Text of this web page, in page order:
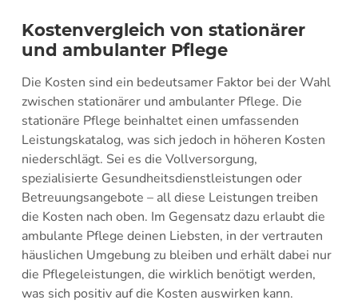
Kostenvergleich von stationärer
und ambulanter Pflege
Die Kosten sind ein bedeutsamer Faktor bei der Wahl
zwischen stationärer und ambulanter Pflege. Die
stationäre Pflege beinhaltet einen umfassenden
Leistungskatalog, was sich jedoch in höheren Kosten
niederschlägt. Sei es die Vollversorgung,
spezialisierte Gesundheitsdienstleistungen oder
Betreuungsangebote – all diese Leistungen treiben
die Kosten nach oben. Im Gegensatz dazu erlaubt die
ambulante Pflege deinen Liebsten, in der vertrauten
häuslichen Umgebung zu bleiben und erhält dabei nur
die Pflegeleistungen, die wirklich benötigt werden,
was sich positiv auf die Kosten auswirken kann.